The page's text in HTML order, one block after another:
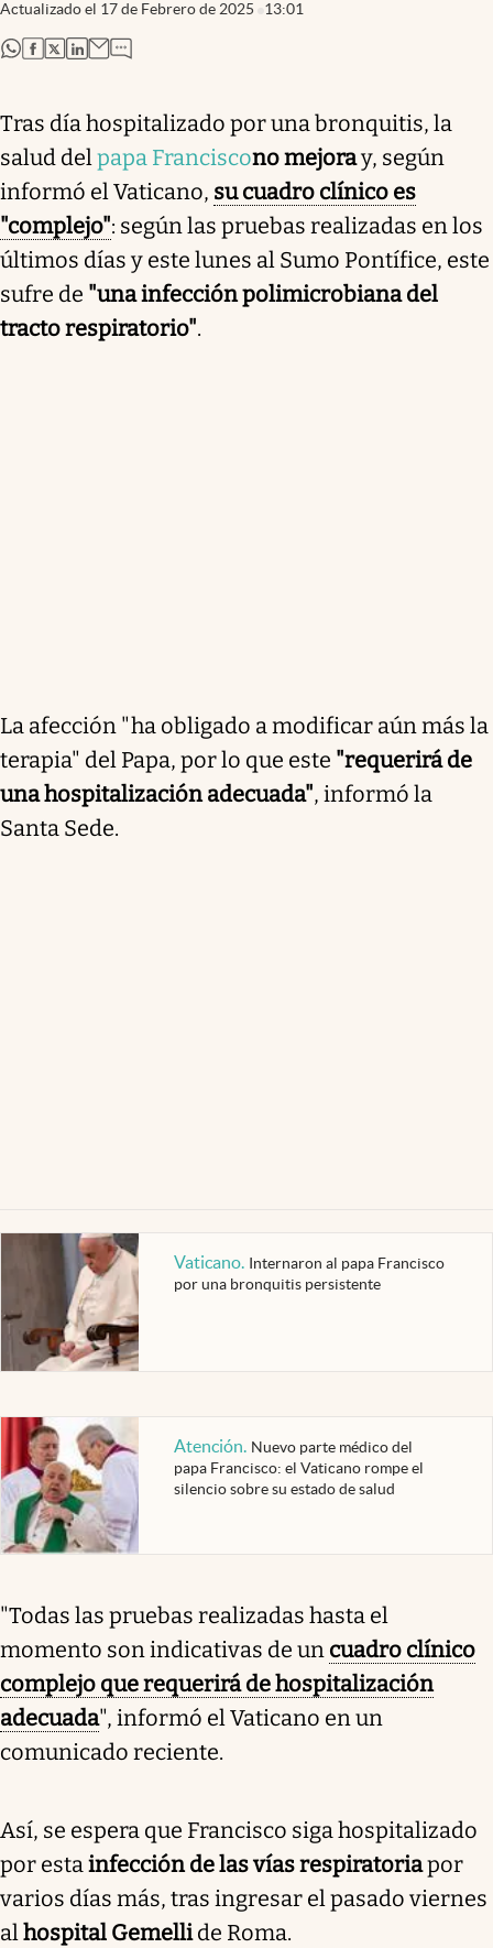
Actualizado el 17 de Febrero de 2025 13:01
abre en nueva pestaña
abre en nueva pestaña
abre en nueva pestaña
abre en nueva pestaña
Tras día hospitalizado por una bronquitis, la
salud delpapa Franciscono mejoray, según
informó el Vaticano, su cuadro clínico es
"complejo": según las pruebas realizadas en los
últimos días y este lunes al Sumo Pontífice, este
sufre de "una infección polimicrobiana del
tracto respiratorio".
La afección "ha obligado a modificar aún más la
terapia" del Papa, por lo que este "requerirá de
una hospitalización adecuada", informó la
Santa Sede.
Vaticano. Internaron al papa Francisco
por una bronquitis persistente
Atención. Nuevo parte médico del
papa Francisco: el Vaticano rompe el
silencio sobre su estado de salud
"Todas las pruebas realizadas hasta el
momento son indicativas de un cuadro clínico
complejo que requerirá de hospitalización
adecuada", informó el Vaticano en un
comunicado reciente.
Así, se espera que Francisco siga hospitalizado
por estainfección de las vías respiratoriapor
varios días más, tras ingresar el pasado viernes
alhospital Gemellide Roma.